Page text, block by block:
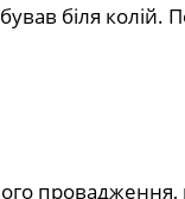
біля колій.
провадження,